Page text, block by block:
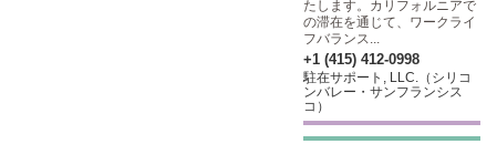
たします。カリフォルニアで
の滞在を通じて、ワークライ
フバランス...
+1 (415) 412-0998
駐在サポート, LLC.（シリコ
ンバレー・サンフランシス
コ）